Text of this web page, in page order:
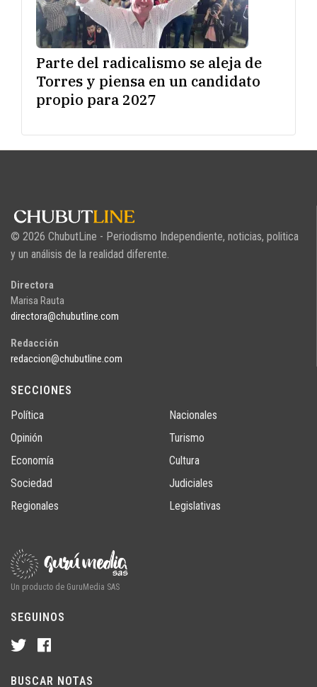
Parte del radicalismo se aleja de
Torres y piensa en un candidato
propio para 2027
© 2026 ChubutLine - Periodismo Independiente, noticias, politica
y un análisis de la realidad diferente.
Directora
Marisa Rauta
directora@chubutline.com
Redacción
redaccion@chubutline.com
SECCIONES
Política
Opinión
Economía
Sociedad
Regionales
Nacionales
Turismo
Cultura
Judiciales
Legislativas
Un producto de GuruMedia SAS
SEGUINOS
BUSCAR NOTAS